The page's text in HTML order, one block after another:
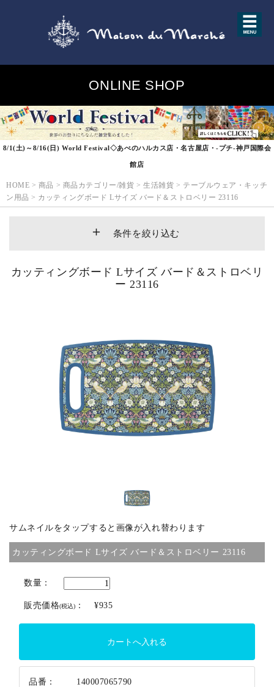
ONLINE SHOP
8/1(土)～8/16(日) World Festival◇あべのハルカス店・名古屋店・-プチ-神戸国際会
館店
HOME > 商品 > 商品カテゴリー/雑貨 >生活雑貨 > テーブルウェア・キッチ
ン用品 > カッティングボード Lサイズ バード＆ストロベリー 23116
条件を絞り込む
商品カテゴリー/家具
商品カテゴリー/雑貨
素材
ブランド
カッティングボード Lサイズ バード＆ストロベリ
ー 23116
サムネイルをタップすると画像が入れ替わります
カッティングボード Lサイズ バード＆ストロベリー 23116
数量：
販売価格(税込) ： ¥935
品番：
140007065790